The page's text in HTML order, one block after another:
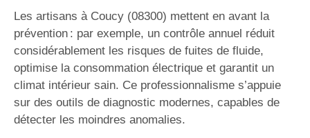
Les artisans à Coucy (08300) mettent en avant la
prévention : par exemple, un contrôle annuel réduit
considérablement les risques de fuites de fluide,
optimise la consommation électrique et garantit un
climat intérieur sain. Ce professionnalisme s’appuie
sur des outils de diagnostic modernes, capables de
détecter les moindres anomalies.